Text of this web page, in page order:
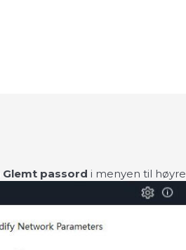
Glemt passord i menyen til høyre